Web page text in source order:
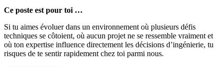
Ce poste est pour toi …
Si tu aimes évoluer dans un environnement où plusieurs défis
techniques se côtoient, où aucun projet ne se ressemble vraiment et
où ton expertise influence directement les décisions d’ingénierie, tu
risques de te sentir rapidement chez toi parmi nous.